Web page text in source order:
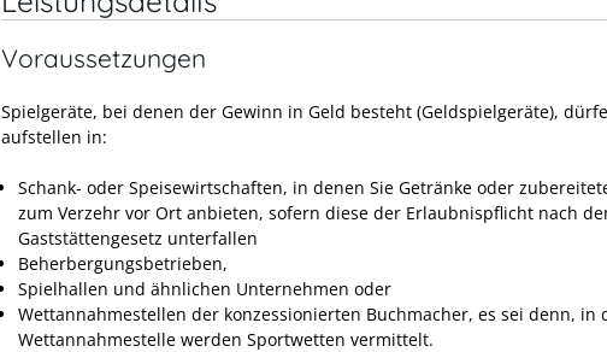
Voraussetzungen
Spielgeräte, bei denen der Gewinn in Geld besteht (Geldspielgeräte),
aufstellen in:
Schank- oder Speisewirtschaften, in denen Sie Getränke oder
zum Verzehr vor Ort anbieten, sofern diese der Erlaubnispflicht nach
Gaststättengesetz unterfallen
Beherbergungsbetrieben,
Spielhallen und ähnlichen Unternehmen oder
Wettannahmestellen der konzessionierten Buchmacher, es sei denn, in
Wettannahmestelle werden Sportwetten vermittelt.